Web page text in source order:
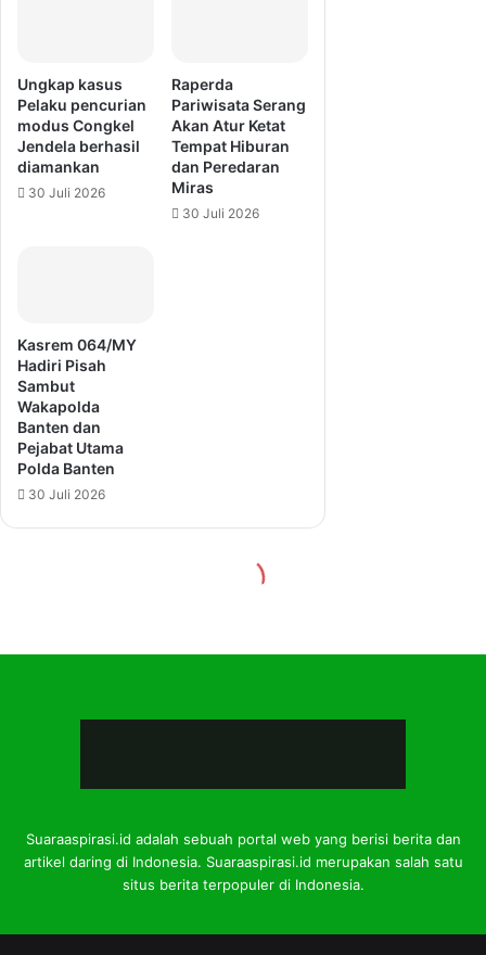
Suaraaspirasi.id adalah sebuah portal web yang berisi berita dan
artikel daring di Indonesia. Suaraaspirasi.id merupakan salah satu
situs berita terpopuler di Indonesia.